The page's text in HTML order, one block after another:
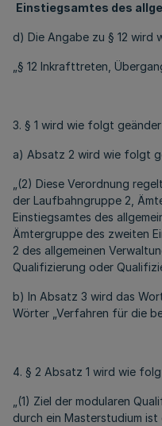
Einstiegsamtes des
d) Die Angabe zu § 12 wird
„§ 12 Inkrafttreten,
3. § 1 wird wie folgt
a) Absatz 2 wird wie folgt
„(2) Diese Verordnung
der Laufbahngruppe 2,
Einstiegsamtes des
Ämtergruppe des zweiten
2 des allgemeinen
Qualifizierung oder
b) In Absatz 3 wird das
Wörter „Verfahren für die
4. § 2 Absatz 1 wird wie
„(1) Ziel der modularen
durch ein Masterstudium